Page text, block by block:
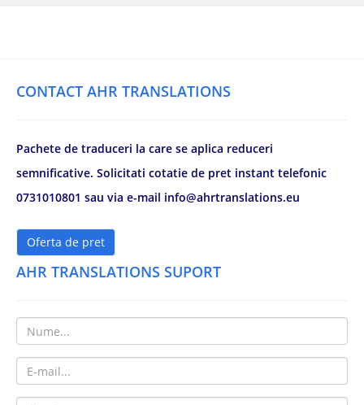
CONTACT AHR TRANSLATIONS
Pachete de traduceri la care se aplica reduceri
semnificative. Solicitati cotatie de pret instant telefonic
0731010801 sau via e-mail info@ahrtranslations.eu
Oferta de pret
AHR TRANSLATIONS SUPORT